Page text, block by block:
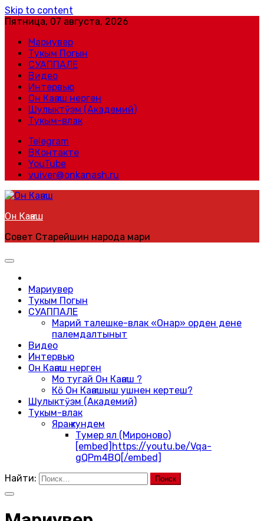
Skip to content
Пятница, 07 августа, 2026
Мариувер
Тукым Погын
СУАППАЛЕ
Видео
Интервью
Он Каҥаш нерген
Шулыктӱэм (Академий)
Тукым-влак
Telegram
ВКонтакте
YouTube
vuiver@onkanash.ru
Он Каҥаш
Совет Старейшин народа мари
Мариувер
Тукым Погын
СУАППАЛЕ
Марий талешке-влак «Онар» орден дене
палемдалтыныт
Видео
Интервью
Он Каҥаш нерген
Мо тугай Он Каҥаш ?
Кӧ Он Каҥашыш ушнен кертеш?
Шулыктӱэм (Академий)
Тукым-влак
Яраҥ кундем
Тумер ял (Мироново)
[embed]https://youtu.be/Vqa-
gQPm4BQ[/embed]
Найти: